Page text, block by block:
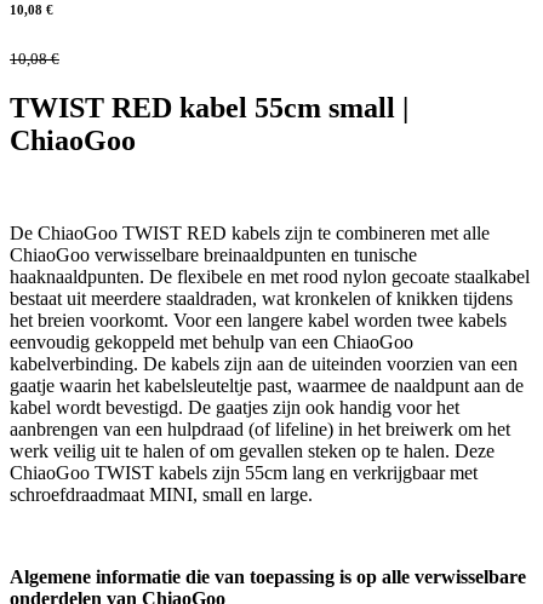
10,08 €
10,08€
TWIST RED kabel 55cm small |
ChiaoGoo
De ChiaoGoo TWIST RED kabels zijn te combineren met alle
ChiaoGoo verwisselbare breinaaldpunten en tunische
haaknaaldpunten. De flexibele en met rood nylon gecoate staalkabel
bestaat uit meerdere staaldraden, wat kronkelen of knikken tijdens
het breien voorkomt. Voor een langere kabel worden twee kabels
eenvoudig gekoppeld met behulp van een ChiaoGoo
kabelverbinding. De kabels zijn aan de uiteinden voorzien van een
gaatje waarin het kabelsleuteltje past, waarmee de naaldpunt aan de
kabel wordt bevestigd. De gaatjes zijn ook handig voor het
aanbrengen van een hulpdraad (of lifeline) in het breiwerk om het
werk veilig uit te halen of om gevallen steken op te halen. Deze
ChiaoGoo TWIST kabels zijn 55cm lang en verkrijgbaar met
schroefdraadmaat MINI, small en large.
Algemene informatie die van toepassing is op alle verwisselbare
onderdelen van ChiaoGoo